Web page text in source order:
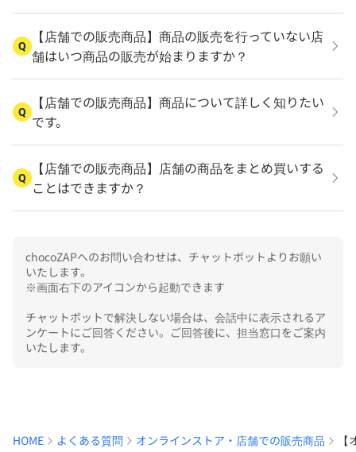
Q
【店舗での販売商品】商品の販売を行っていない店
舗はいつ商品の販売が始まりますか？
Q
【店舗での販売商品】商品について詳しく知りたい
です。
Q
【店舗での販売商品】店舗の商品をまとめ買いする
ことはできますか？
chocoZAPへのお問い合わせは、チャットボットよりお願い
いたします。
※画面右下のアイコンから起動できます
チャットボットで解決しない場合は、会話中に表示されるア
ンケートにご回答ください。ご回答後に、担当窓口をご案内
いたします。
HOME よくある質問 オンラインストア・店舗での販売商品